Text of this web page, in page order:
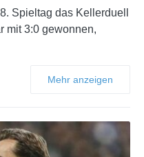
Spieltag das Kellerduell
mit 3:0 gewonnen,
Mehr anzeigen